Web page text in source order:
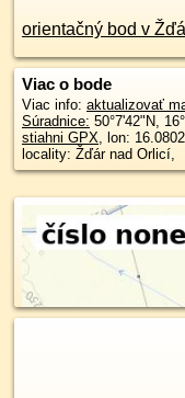
orientačný bod v
Viac o bode
Viac info: aktualizovať
Súradnice: 50°7'42"N,
stiahni GPX, lon:
locality: Žďár nad Orlicí,